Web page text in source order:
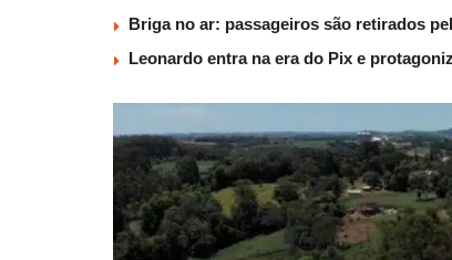
Briga no ar: passageiros são retirados
Leonardo entra na era do Pix e